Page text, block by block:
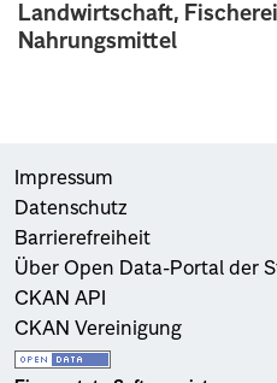
Landwirtschaft,
Nahrungsmittel
Impressum
Datenschutz
Barrierefreiheit
Über Open Data-Portal der
CKAN API
CKAN Vereinigung